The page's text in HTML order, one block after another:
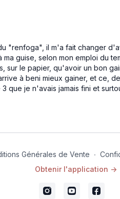
"renfoga", il m'a fait changer
guise, selon mon emploi du
le papier, qu'avoir un bon
à beni mieux gainer, et ce,
que je n'avais jamais fini et
Générales de Vente ∙
Obtenir l'application ->